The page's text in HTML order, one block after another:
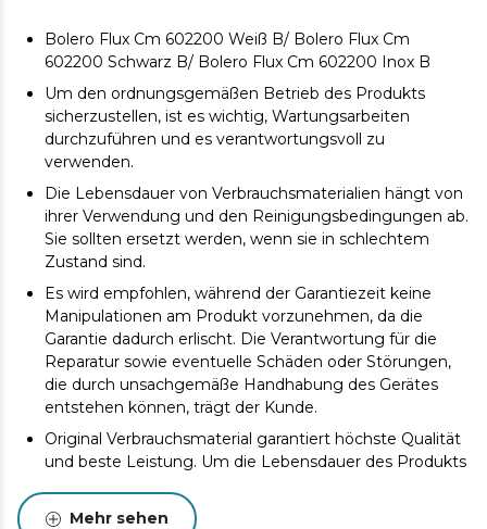
Bolero Flux Cm ​​602200 Weiß B/ Bolero Flux Cm ​​
602200 Schwarz B/ Bolero Flux Cm ​​602200 Inox B
Um den ordnungsgemäßen Betrieb des Produkts
sicherzustellen, ist es wichtig, Wartungsarbeiten
durchzuführen und es verantwortungsvoll zu
verwenden.
Die Lebensdauer von Verbrauchsmaterialien hängt von
ihrer Verwendung und den Reinigungsbedingungen ab.
Sie sollten ersetzt werden, wenn sie in schlechtem
Zustand sind.
Es wird empfohlen, während der Garantiezeit keine
Manipulationen am Produkt vorzunehmen, da die
Garantie dadurch erlischt. Die Verantwortung für die
Reparatur sowie eventuelle Schäden oder Störungen,
die durch unsachgemäße Handhabung des Gerätes
entstehen können, trägt der Kunde.
Original Verbrauchsmaterial garantiert höchste Qualität
und beste Leistung. Um die Lebensdauer des Produkts
Mehr sehen